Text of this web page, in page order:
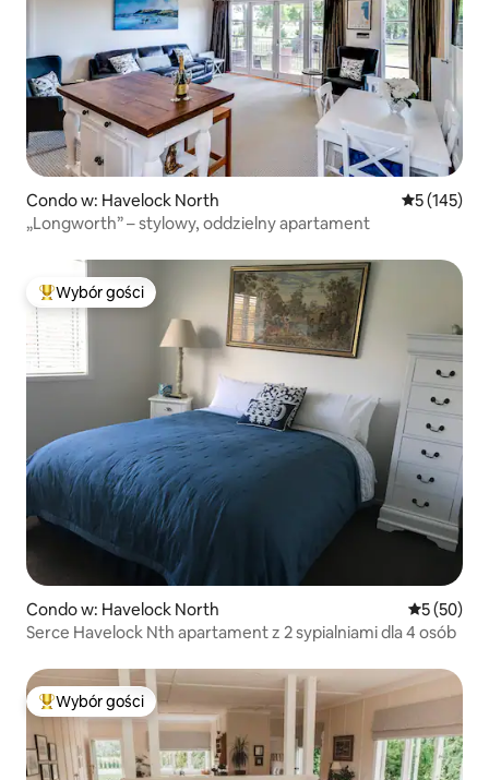
Condo w: Havelock North Średnia
5 (145)
„Longworth” – stylowy, oddzielny apartament
Najpopularniejsze z kategorii Wybór gości
Wybór gości
Condo w: Havelock North Średnia
5 (50)
Serce Havelock Nth apartament z 2 sypialniami dla 4 osób
Najpopularniejsze z kategorii Wybór gości
Wybór gości